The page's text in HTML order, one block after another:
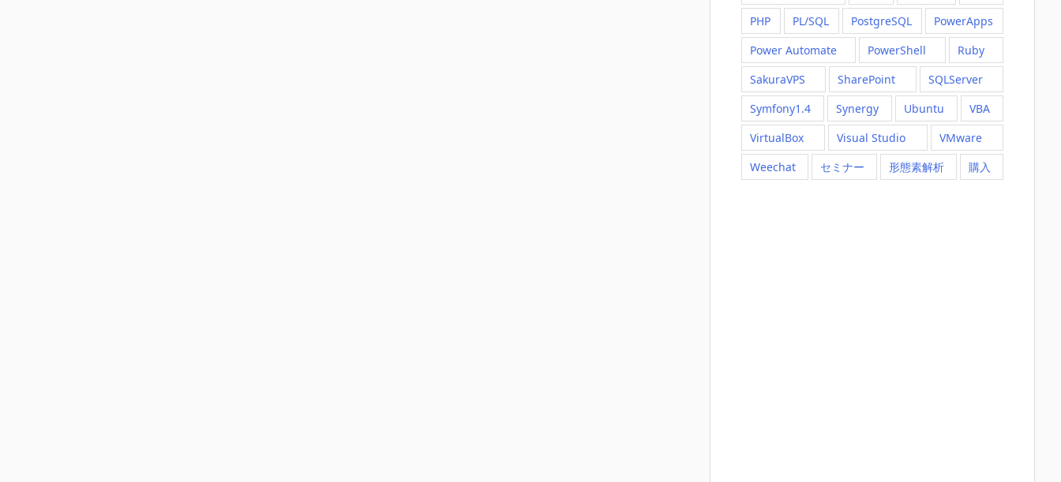
PHP
PL/SQL PostgreSQL
PowerApps
Power Automate
PowerShell
Ruby
SakuraVPS
SharePoint
SQLServer
Symfony1.4
Synergy Ubuntu
VBA
VirtualBox
Visual Studio
VMware
Weechat
セミナー 形態素解析 購入